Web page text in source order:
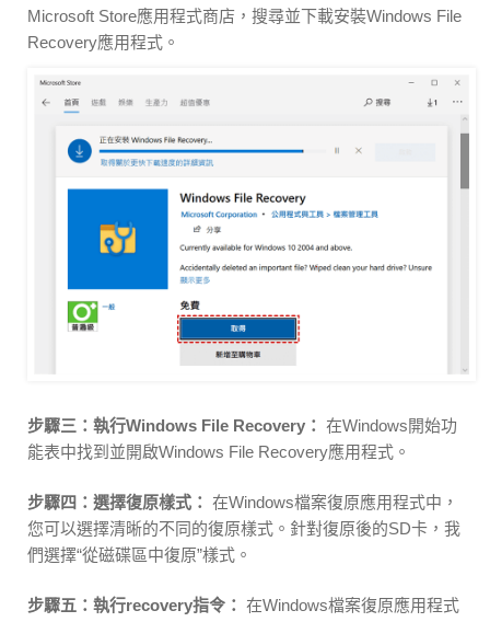
Microsoft Store應用程式商店，搜尋並下載安裝Windows File
Recovery應用程式。
步驟三：執行Windows File Recovery： 在Windows開始功
能表中找到並開啟Windows File Recovery應用程式。
步驟四：選擇復原樣式： 在Windows檔案復原應用程式中，
您可以選擇清晰的不同的復原樣式。針對復原後的SD卡，我
們選擇“從磁碟區中復原”樣式。
步驟五：執行recovery指令： 在Windows檔案復原應用程式